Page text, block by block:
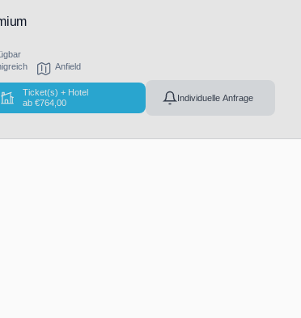
Anfield
Ticket(s) + Hotel
ab€764,00 Individuelle Anfrage